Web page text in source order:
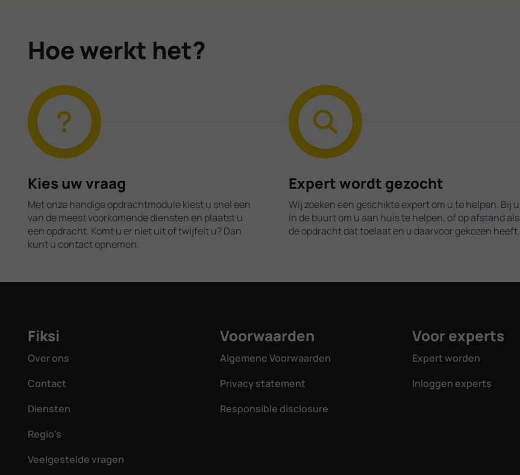
Hoe werkt het?
Kies uw vraag
Met onze handige opdrachtmodule kiest u snel een
van de meest voorkomende diensten en plaatst u
een opdracht. Komt u er niet uit of twijfelt u? Dan
kunt u contact opnemen.
Expert wordt gezocht
Wij zoeken een geschikte expert om u te helpen. Bij u
in de buurt om u aan huis te helpen, of op afstand als
de opdracht dat toelaat en u daarvoor gekozen heeft.
Fiksi
Over ons
Contact
Diensten
Regio's
Veelgestelde vragen
Voorwaarden
Algemene Voorwaarden
Privacy statement
Responsible disclosure
Voor experts
Expert worden
Inloggen experts